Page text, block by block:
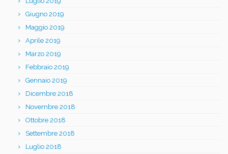
Giugno 2019
Maggio 2019
Aprile 2019
Marzo 2019
Febbraio 2019
Gennaio 2019
Dicembre 2018
Novembre 2018
Ottobre 2018
Settembre 2018
Luglio 2018